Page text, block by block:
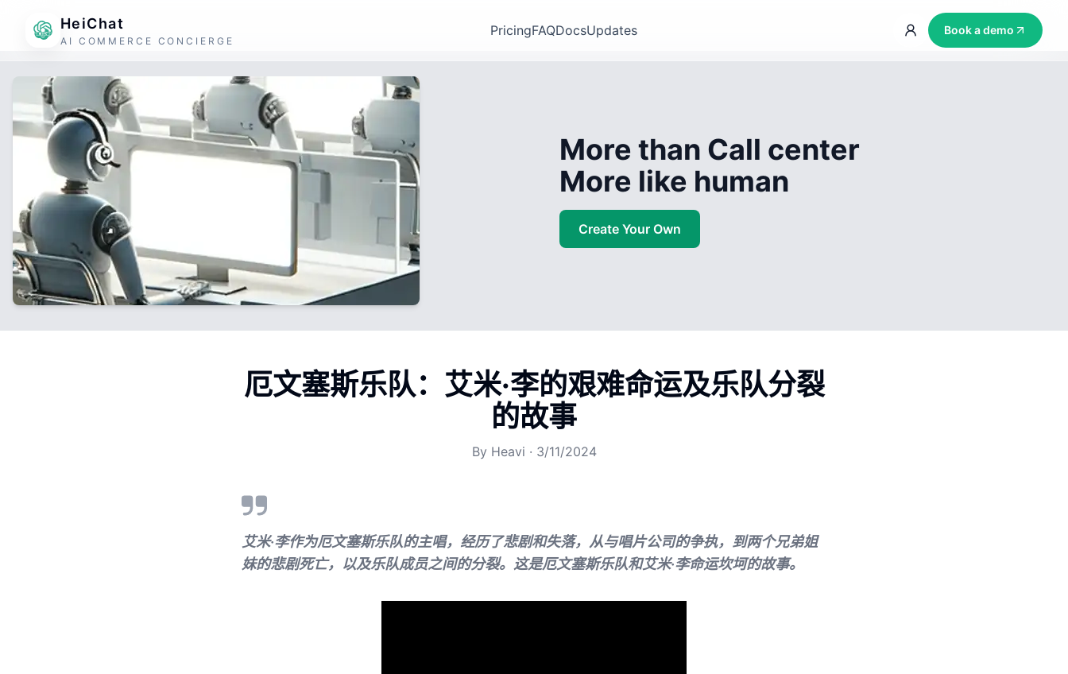
HeiChat
AI COMMERCE CONCIERGE
PricingFAQDocsUpdates Book a demo
More than Call center
More like human
Create Your Own
厄文塞斯乐队：艾米·李的艰难命运及乐队分裂
的故事
By Heavi · 3/11/2024
艾米·李作为厄文塞斯乐队的主唱，经历了悲剧和失落，从与唱片公司的争执，到两个兄弟姐
妹的悲剧死亡，以及乐队成员之间的分裂。这是厄文塞斯乐队和艾米·李命运坎坷的故事。